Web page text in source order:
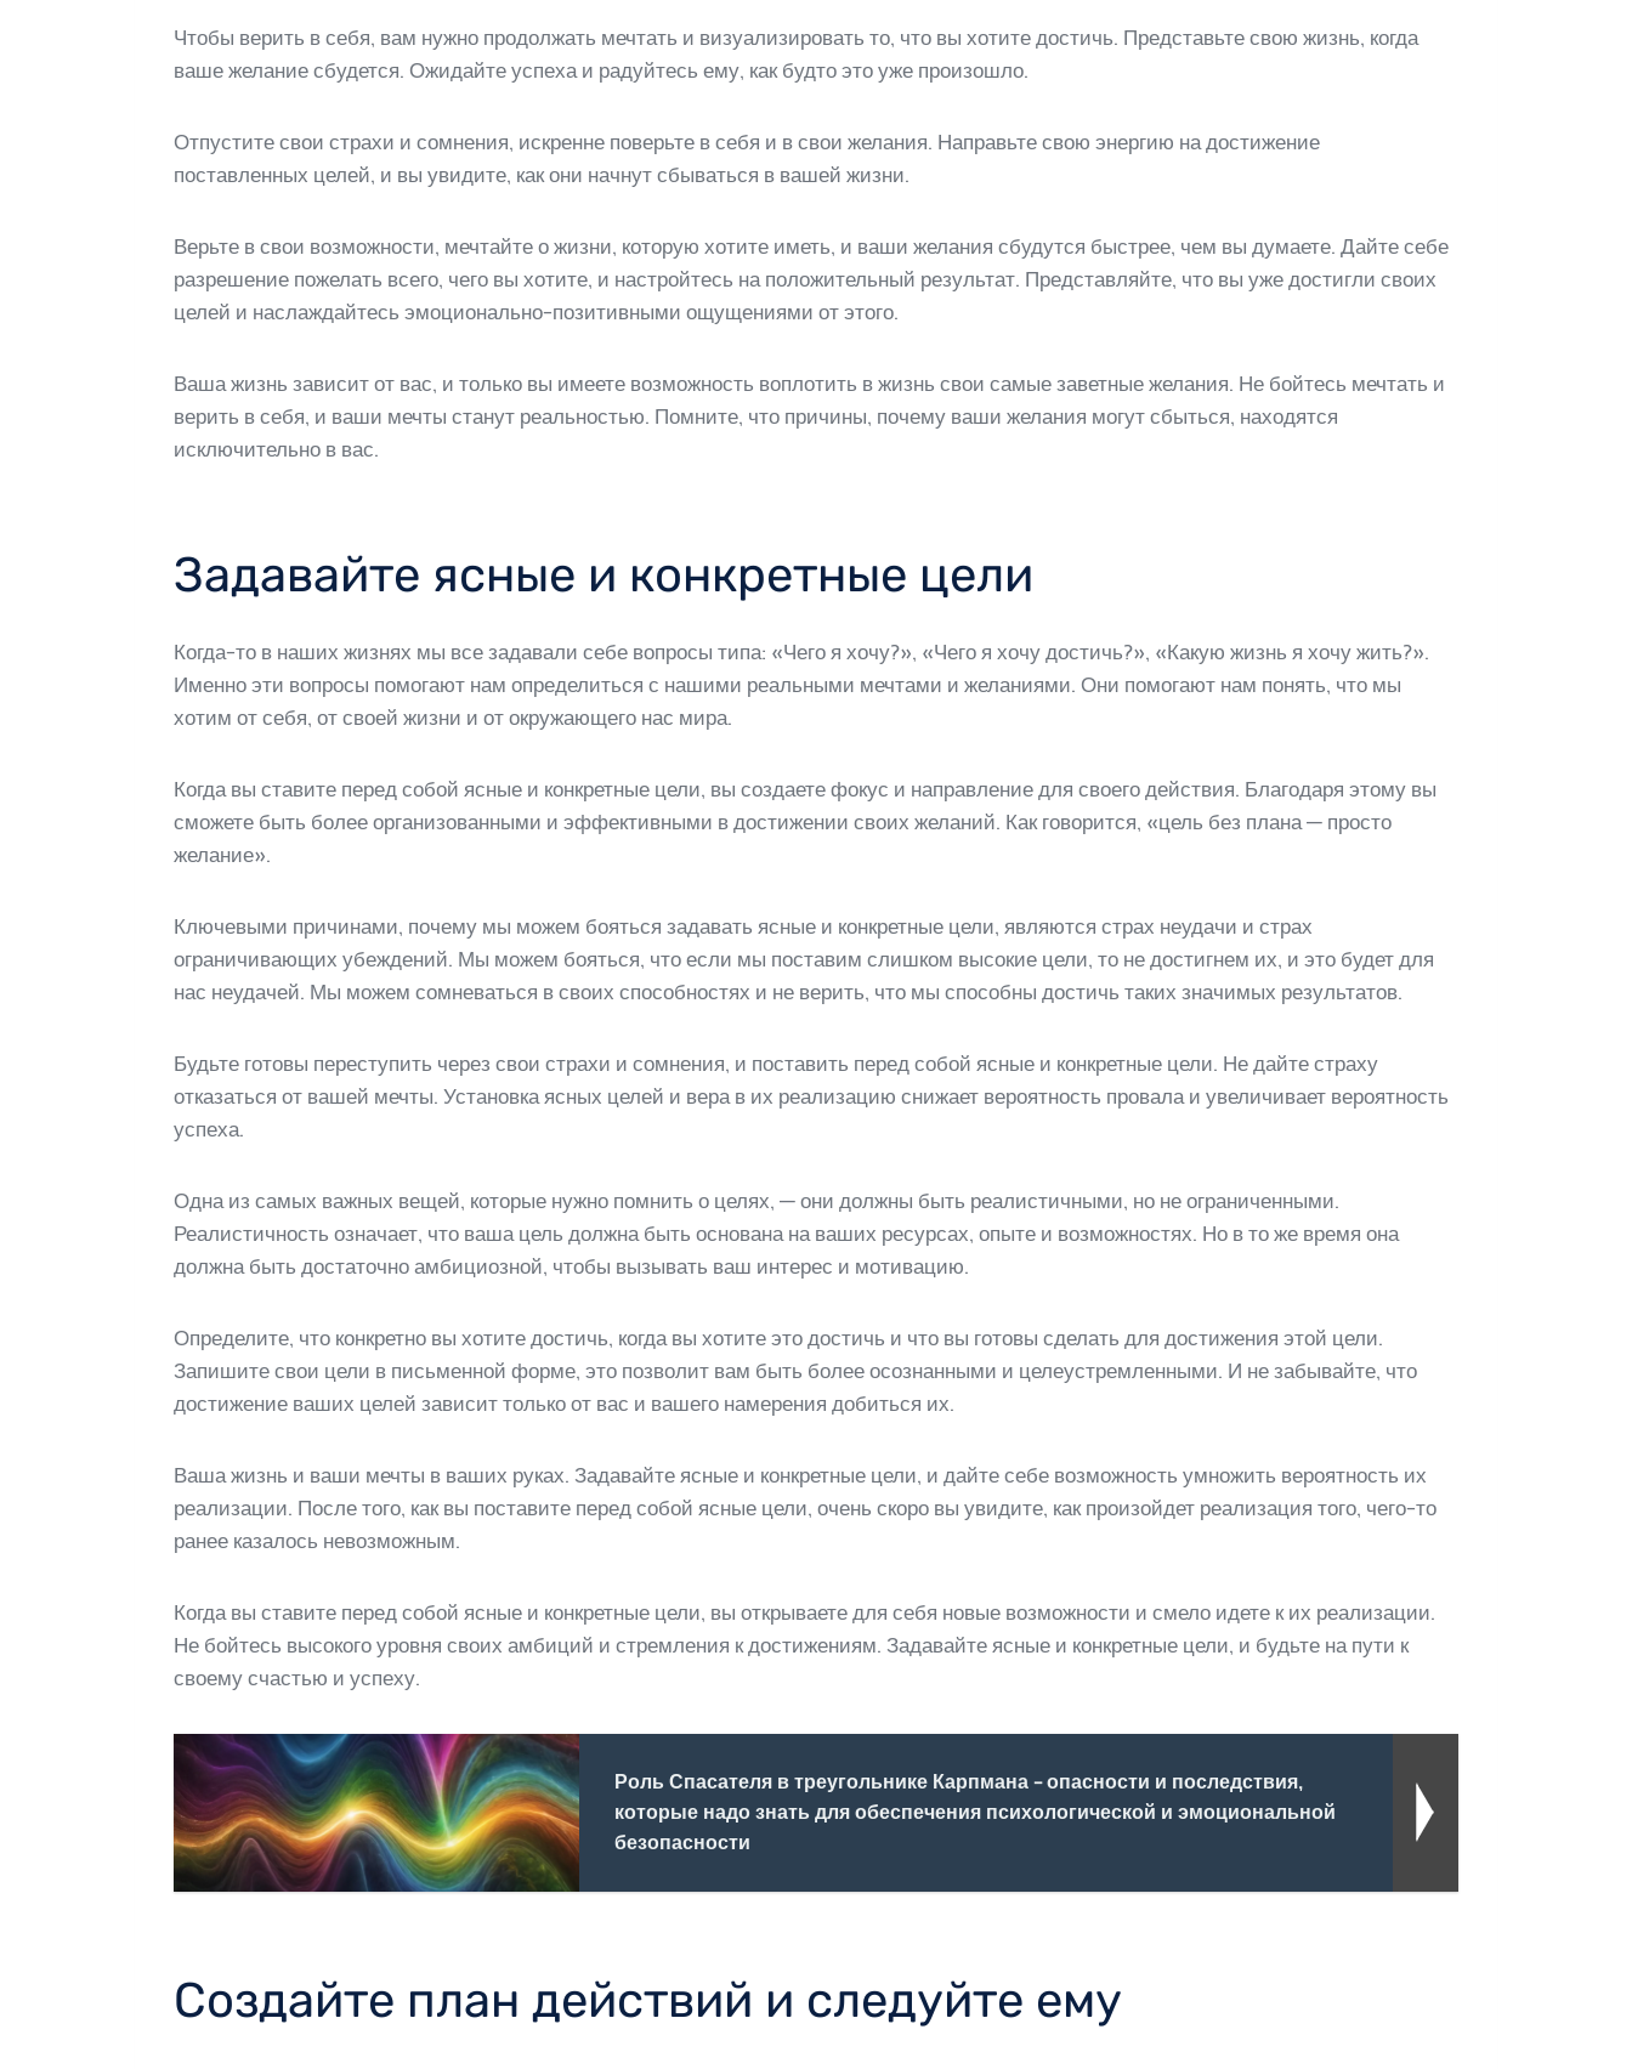
Чтобы верить в себя, вам нужно продолжать мечтать и визуализировать то, что вы хотите достичь. Представьте свою жизнь, когда
ваше желание сбудется. Ожидайте успеха и радуйтесь ему, как будто это уже произошло.
Отпустите свои страхи и сомнения, искренне поверьте в себя и в свои желания. Направьте свою энергию на достижение
поставленных целей, и вы увидите, как они начнут сбываться в вашей жизни.
Верьте в свои возможности, мечтайте о жизни, которую хотите иметь, и ваши желания сбудутся быстрее, чем вы думаете. Дайте себе
разрешение пожелать всего, чего вы хотите, и настройтесь на положительный результат. Представляйте, что вы уже достигли своих
целей и наслаждайтесь эмоционально-позитивными ощущениями от этого.
Ваша жизнь зависит от вас, и только вы имеете возможность воплотить в жизнь свои самые заветные желания. Не бойтесь мечтать и
верить в себя, и ваши мечты станут реальностью. Помните, что причины, почему ваши желания могут сбыться, находятся
исключительно в вас.
Задавайте ясные и конкретные цели
Когда-то в наших жизнях мы все задавали себе вопросы типа: «Чего я хочу?», «Чего я хочу достичь?», «Какую жизнь я хочу жить?».
Именно эти вопросы помогают нам определиться с нашими реальными мечтами и желаниями. Они помогают нам понять, что мы
хотим от себя, от своей жизни и от окружающего нас мира.
Когда вы ставите перед собой ясные и конкретные цели, вы создаете фокус и направление для своего действия. Благодаря этому вы
сможете быть более организованными и эффективными в достижении своих желаний. Как говорится, «цель без плана — просто
желание».
Ключевыми причинами, почему мы можем бояться задавать ясные и конкретные цели, являются страх неудачи и страх
ограничивающих убеждений. Мы можем бояться, что если мы поставим слишком высокие цели, то не достигнем их, и это будет для
нас неудачей. Мы можем сомневаться в своих способностях и не верить, что мы способны достичь таких значимых результатов.
Будьте готовы переступить через свои страхи и сомнения, и поставить перед собой ясные и конкретные цели. Не дайте страху
отказаться от вашей мечты. Установка ясных целей и вера в их реализацию снижает вероятность провала и увеличивает вероятность
успеха.
Одна из самых важных вещей, которые нужно помнить о целях, — они должны быть реалистичными, но не ограниченными.
Реалистичность означает, что ваша цель должна быть основана на ваших ресурсах, опыте и возможностях. Но в то же время она
должна быть достаточно амбициозной, чтобы вызывать ваш интерес и мотивацию.
Определите, что конкретно вы хотите достичь, когда вы хотите это достичь и что вы готовы сделать для достижения этой цели.
Запишите свои цели в письменной форме, это позволит вам быть более осознанными и целеустремленными. И не забывайте, что
достижение ваших целей зависит только от вас и вашего намерения добиться их.
Ваша жизнь и ваши мечты в ваших руках. Задавайте ясные и конкретные цели, и дайте себе возможность умножить вероятность их
реализации. После того, как вы поставите перед собой ясные цели, очень скоро вы увидите, как произойдет реализация того, чего-то
ранее казалось невозможным.
Когда вы ставите перед собой ясные и конкретные цели, вы открываете для себя новые возможности и смело идете к их реализации.
Не бойтесь высокого уровня своих амбиций и стремления к достижениям. Задавайте ясные и конкретные цели, и будьте на пути к
своему счастью и успеху.
Роль Спасателя в треугольнике Карпмана - опасности и последствия,
которые надо знать для обеспечения психологической и эмоциональной
безопасности
Создайте план действий и следуйте ему